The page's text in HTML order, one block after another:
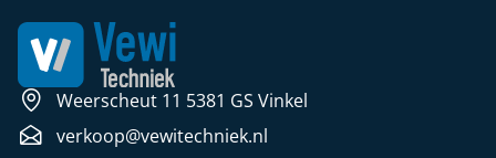
Weerscheut 11 5381 GS Vinkel
verkoop@vewitechniek.nl